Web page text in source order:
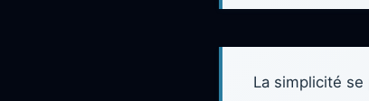
La simplicité se